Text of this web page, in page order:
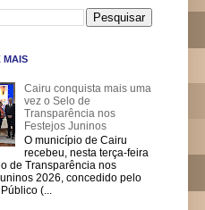
MAIS
Cairu conquista mais uma
vez o Selo de
Transparência nos
Festejos Juninos
O município de Cairu
recebeu, nesta terça-feira
de Transparência nos
2026, concedido pelo
(...